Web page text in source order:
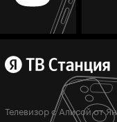
Телевизор с Алисой от